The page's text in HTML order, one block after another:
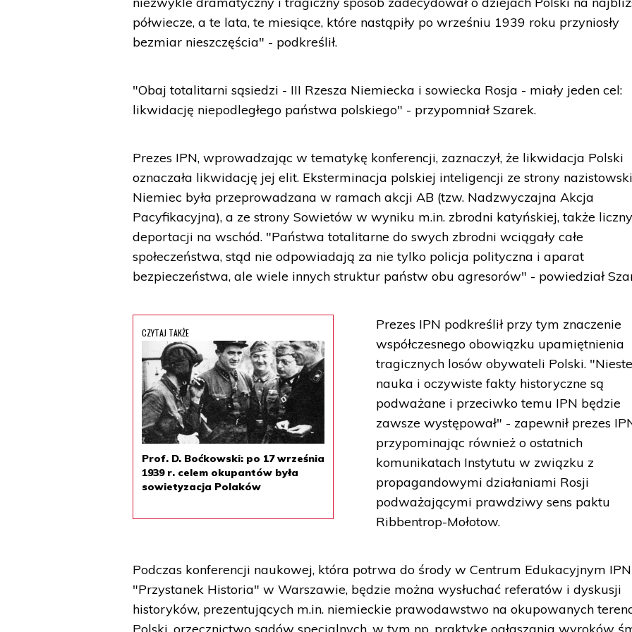
półwiecze, a te lata, te miesiące, które nastąpiły po wrześniu 1939 roku przyniosły
bezmiar nieszczęścia" - podkreślił.
"Obaj totalitarni sąsiedzi - III Rzesza Niemiecka i sowiecka Rosja - miały jeden cel:
likwidację niepodległego państwa polskiego" - przypomniał Szarek.
Prezes IPN, wprowadzając w tematykę konferencji, zaznaczył, że likwidacja Polski
oznaczała likwidację jej elit. Eksterminacja polskiej inteligencji ze strony
Niemiec była przeprowadzana w ramach akcji AB (tzw. Nadzwyczajna Akcja
Pacyfikacyjna), a ze strony Sowietów w wyniku m.in. zbrodni katyńskiej, także
deportacji na wschód. "Państwa totalitarne do swych zbrodni wciągały całe
społeczeństwa, stąd nie odpowiadają za nie tylko policja polityczna i aparat
bezpieczeństwa, ale wiele innych struktur państw obu agresorów" - powiedział
CZYTAJ TAKŻE
Prof. D. Boćkowski: po 17 września
1939 r. celem okupantów była
sowietyzacja Polaków
Prezes IPN podkreślił przy tym znaczenie
współczesnego obowiązku upamiętnienia
tragicznych losów obywateli Polski.
nauka i oczywiste fakty historyczne są
podważane i przeciwko temu IPN będzie
zawsze występował" - zapewnił prezes
przypominając również o ostatnich
komunikatach Instytutu w związku z
propagandowymi działaniami Rosji
podważającymi prawdziwy sens paktu
Ribbentrop-Mołotow.
Podczas konferencji naukowej, która potrwa do środy w Centrum Edukacyjnym IPN
"Przystanek Historia" w Warszawie, będzie można wysłuchać referatów i dyskusji
historyków, prezentujących m.in. niemieckie prawodawstwo na okupowanych